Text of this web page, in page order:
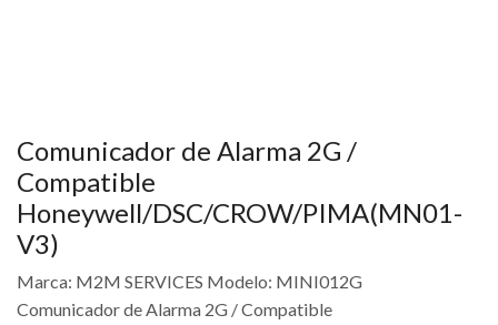
Comunicador de Alarma 2G /
Compatible
Honeywell/DSC/CROW/PIMA(MN01-
V3)
Marca: M2M SERVICES Modelo: MINI012G
Comunicador de Alarma 2G / Compatible